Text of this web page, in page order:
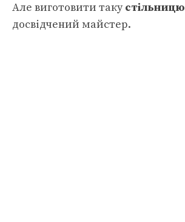
Але виготовити такустільницю
досвідчений майстер.